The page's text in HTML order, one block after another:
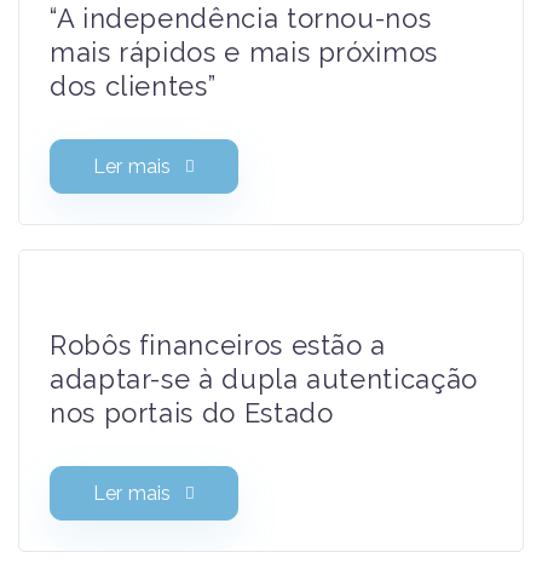
“A independência tornou-nos
mais rápidos e mais próximos
dos clientes”
Ler mais
Robôs financeiros estão a
adaptar-se à dupla autenticação
nos portais do Estado
Ler mais